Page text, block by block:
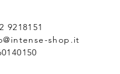
9218151
shop.it